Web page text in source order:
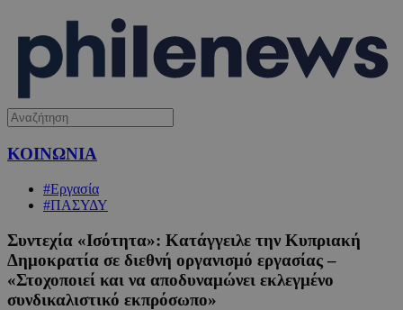
ΚΟΙΝΩΝΙΑ
#Εργασία
#ΠΑΣΥΔΥ
Συντεχία «Ισότητα»: Κατάγγειλε την Κυπριακή
Δημοκρατία σε διεθνή οργανισμό εργασίας –
«Στοχοποιεί και να αποδυναμώνει εκλεγμένο
συνδικαλιστικό εκπρόσωπο»